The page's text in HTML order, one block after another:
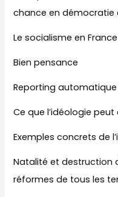
chance en démocratie
Le socialisme en
Bien pensance
Reporting automatique
Ce que l’idéologie
Exemples concrets de
Natalité et destruction
réformes de tous les